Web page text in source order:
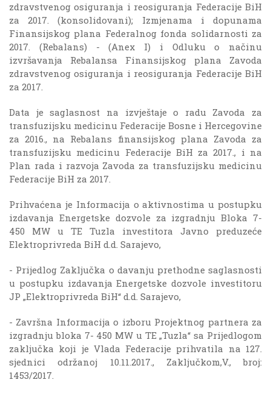
zdravstvenog osiguranja i reosiguranja Federacije BiH
za 2017. (konsolidovani); Izmjenama i dopunama
Finansijskog plana Federalnog fonda solidarnosti za
2017. (Rebalans) - (Anex I) i Odluku o načinu
izvršavanja Rebalansa Finansijskog plana Zavoda
zdravstvenog osiguranja i reosiguranja Federacije BiH
za 2017.
Data je saglasnost na izvještaje o radu Zavoda za
transfuzijsku medicinu Federacije Bosne i Hercegovine
za 2016., na Rebalans finansijskog plana Zavoda za
transfuzijsku medicinu Federacije BiH za 2017., i na
Plan rada i razvoja Zavoda za transfuzijsku medicinu
Federacije BiH za 2017.
Prihvaćena je Informacija o aktivnostima u postupku
izdavanja Energetske dozvole za izgradnju Bloka 7-
450 MW u TE Tuzla investitora Javno preduzeće
Elektroprivreda BiH d.d. Sarajevo,
- Prijedlog Zaključka o davanju prethodne saglasnosti
u postupku izdavanja Energetske dozvole investitoru
JP „Elektroprivreda BiH“ d.d. Sarajevo,
- Završna Informacija o izboru Projektnog partnera za
izgradnju bloka 7- 450 MW u TE „Tuzla“ sa Prijedlogom
zaključka koji je Vlada Federacije prihvatila na 127.
sjednici održanoj 10.11.2017., Zaključkom,V., broj:
1453/2017.